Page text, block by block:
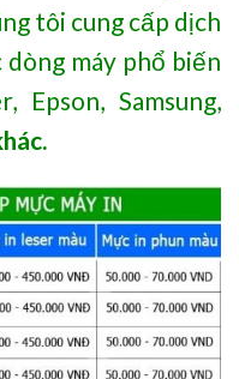
tôi cung cấp dịch
dòng máy phổ biến
Epson, Samsung,